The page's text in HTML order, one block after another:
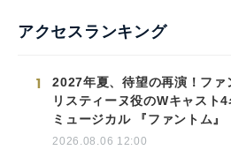
アクセスランキング
1
2027年夏、待望の再演！ファ
リスティーヌ役のWキャスト4
ミュージカル 『ファントム』
2026.08.06 12:00